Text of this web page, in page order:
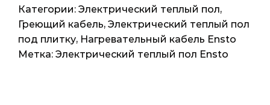
Ensto
TM
ThinnKit
1.5
Категории: Электрический теплый пол,
Греющий кабель, Электрический теплый пол
под плитку, Нагревательный кабель Ensto
Метка: Электрический теплый пол Ensto